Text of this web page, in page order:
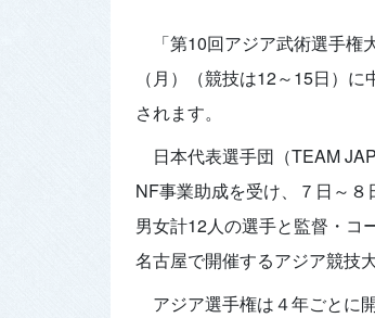
「第10回アジア武術選手
（月）（競技は12～15日）
されます。
日本代表選手団（TEAM
NF事業助成を受け、７日～８
男女計12人の選手と監督・コ
名古屋で開催するアジア競技
アジア選手権は４年ごとに